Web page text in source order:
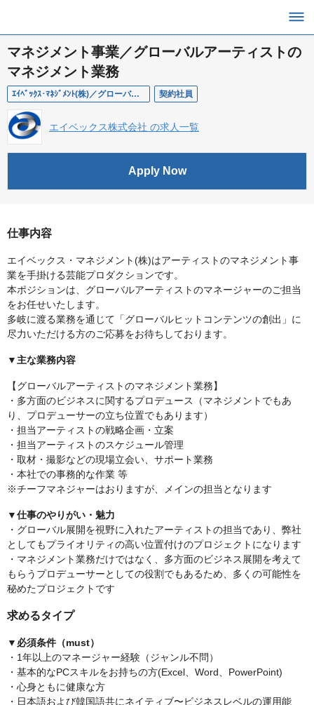
マネジメント事業／グローバルアーティストの
マネジメント業務
ｴｲﾍﾞｯｸｽ･ﾏﾈｼﾞﾒﾝﾄ(株)／グローバルアーティストのマネジメント業務 契約社員
エイベックス株式会社 の求人一覧
Apply Now
仕事内容
エイベックス・マネジメント(株)はアーティストのマネジメント事
業を手掛ける芸能プロダクションです。
本ポジションは、グローバルアーティストのマネージャーのご担当
をお任せいたします。
多岐に渡る業務を通じて「グローバルヒットコンテンツの創出」に
尽力いただける方のご応募をお待ちしております。
▼主な業務内容
【グローバルアーティストのマネジメント業務】
・多方面のビジネスに関するプロデュース（マネジメントでもあ
り、プロデューサーの立ち位置でもあります）
・担当アーティストの戦略企画・立案
・担当アーティストのスケジュール管理
・取材・撮影などの現場立会い、サポート業務
・本社での事務的な作業 等
※チーフマネジャーはおりますが、メインの担当となります
▼仕事のやりがい・魅力
・グローバル展開を視野に入れたアーティストの担当であり、弊社
としてもプライオリティの高い位置付けのプロジェクトになります
・マネジメント業務だけではなく、多方面のビジネス展開を考えて
もらうプロデューサーとしての役割でもあるため、多くの可能性を
秘めたプロジェクトです
求めるタイプ
▼必須条件（must）
・1年以上のマネージャー経験（ジャンル不問）
・基本的なPCスキルをお持ちの方(Excel、Word、PowerPoint)
・心身ともに健康な方
・日本語および韓国語共にネイティブ〜ビジネスレベルの運用能